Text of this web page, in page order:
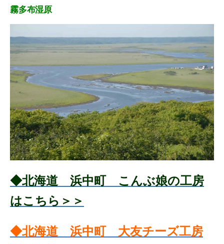
霧多布湿原
◆北海道 浜中町 こんぶ娘の工房
はこちら＞＞
◆北海道 浜中町 大友チーズ工房